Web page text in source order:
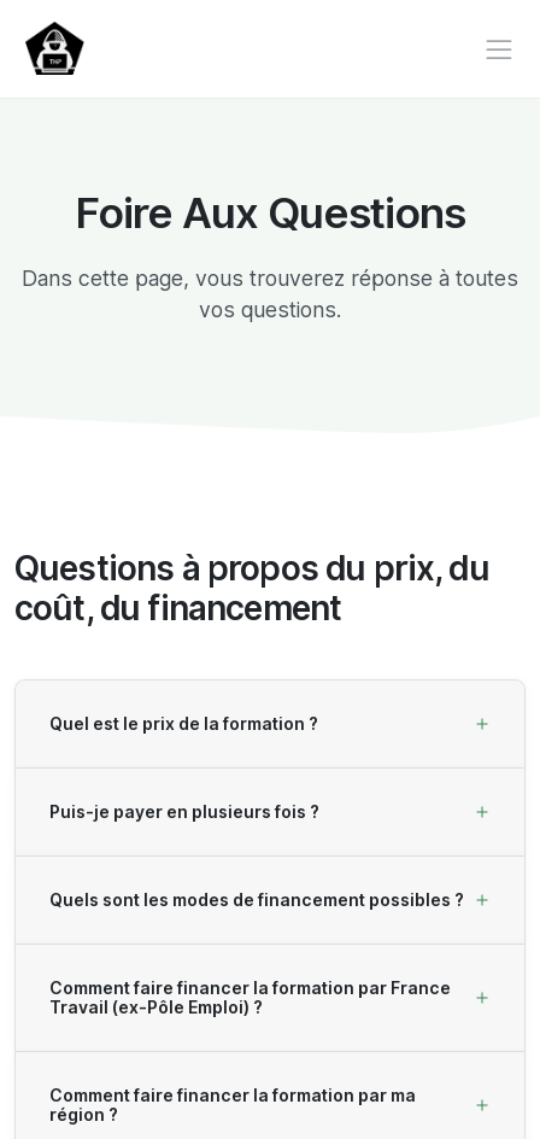
Foire Aux Questions
Dans cette page, vous trouverez réponse à toutes
vos questions.
Questions à propos du prix, du
coût, du financement
Quel est le prix de la formation ?
Puis-je payer en plusieurs fois ?
Quels sont les modes de financement possibles ?
Comment faire financer la formation par France
Travail (ex-Pôle Emploi) ?
Comment faire financer la formation par ma
région ?